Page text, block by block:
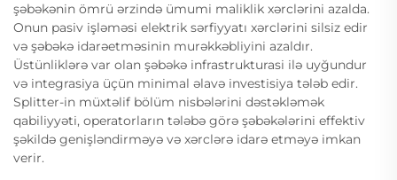
şəbəkənin ömrü ərzində ümumi maliklik xərclərini azalda.
Onun pasiv işləməsi elektrik sərfiyyatı xərclərini silsiz edir
və şəbəkə idarəetməsinin murəkkəbliyini azaldır.
Üstünliklərə var olan şəbəkə infrastrukturasi ilə uyğundur
və integrasiya üçün minimal əlavə investisiya tələb edir.
Splitter-in müxtəlif bölüm nisbələrini dəstəkləmək
qabiliyyəti, operatorların tələbə görə şəbəkələrini effektiv
şəkildə genişləndirməyə və xərclərə idarə etməyə imkan
verir.